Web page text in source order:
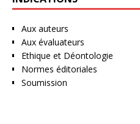
Aux auteurs
Aux évaluateurs
Ethique et Déontologie
Normes éditoriales
Soumission